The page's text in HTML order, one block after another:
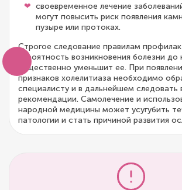
своевременное лечение
могут повысить риск появления
пузыре или протоках.
Строгое следование правилам
вероятность возникновения болезни до
существенно уменьшит ее. При
признаков холелитиаза необходимо
специалисту и в дальнейшем следовать
рекомендации. Самолечение и
народной медицины может усугубить
патологии и стать причиной развития